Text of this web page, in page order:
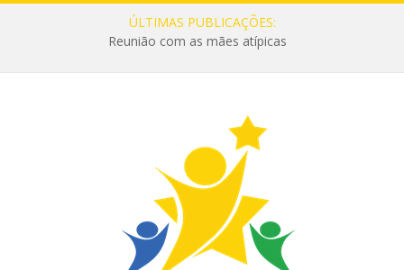
ÚLTIMAS PUBLICAÇÕES:
Reunião com as mães atípicas